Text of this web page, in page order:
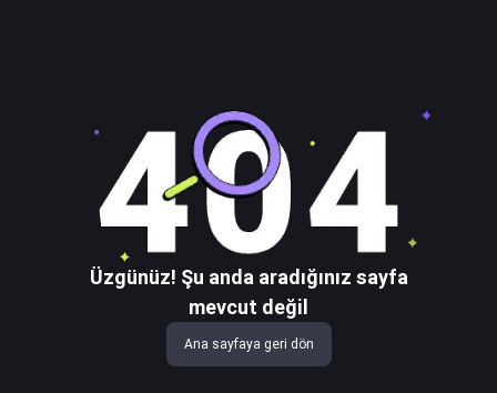
Üzgünüz! Şu anda aradığınız sayfa
mevcut değil
Ana sayfaya geri dön